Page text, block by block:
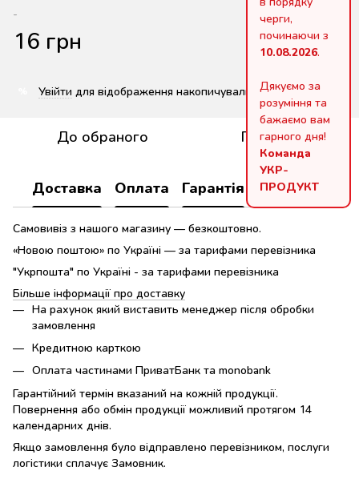
черги,
починаючи з
10.08.2026.
Дякуємо за
розуміння та
бажаємо вам
гарного дня!
Команда
УКР-
ПРОДУКТ
-
16 грн
Увійти для відображення накопичувальної знижки
До обраного Порівняти
Доставка Оплата Гарантія Повернення
Самовивіз з нашого магазину — безкоштовно.
«Новою поштою» по Україні — за тарифами перевізника
"Укрпошта" по Україні - за тарифами перевізника
Більше інформації про доставку
На рахунок який виставить менеджер після обробки
замовлення
Кредитною карткою
Оплата частинами ПриватБанк та monobank
Гарантійний термін вказаний на кожній продукції.
Повернення або обмін продукції можливий протягом 14
календарних днів.
Якщо замовлення було відправлено перевізником, послуги
логістики сплачує Замовник.